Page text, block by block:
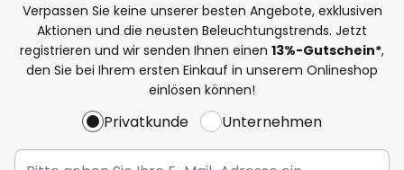
Verpassen Sie keine unserer besten Angebote, exklusiven
Aktionen und die neusten Beleuchtungstrends. Jetzt
registrieren und wir senden Ihnen einen 13%-Gutschein*,
den Sie bei Ihrem ersten Einkauf in unserem Onlineshop
einlösen können!
Privatkunde Unternehmen